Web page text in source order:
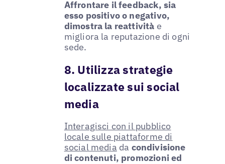
Affrontare il feedback, sia
esso positivo o negativo,
dimostra la reattività e
migliora la reputazione di ogni
sede.
8. Utilizza strategie
localizzate sui social
media
Interagisci con il pubblico
locale sulle piattaforme di
social media da condivisione
di contenuti, promozioni ed